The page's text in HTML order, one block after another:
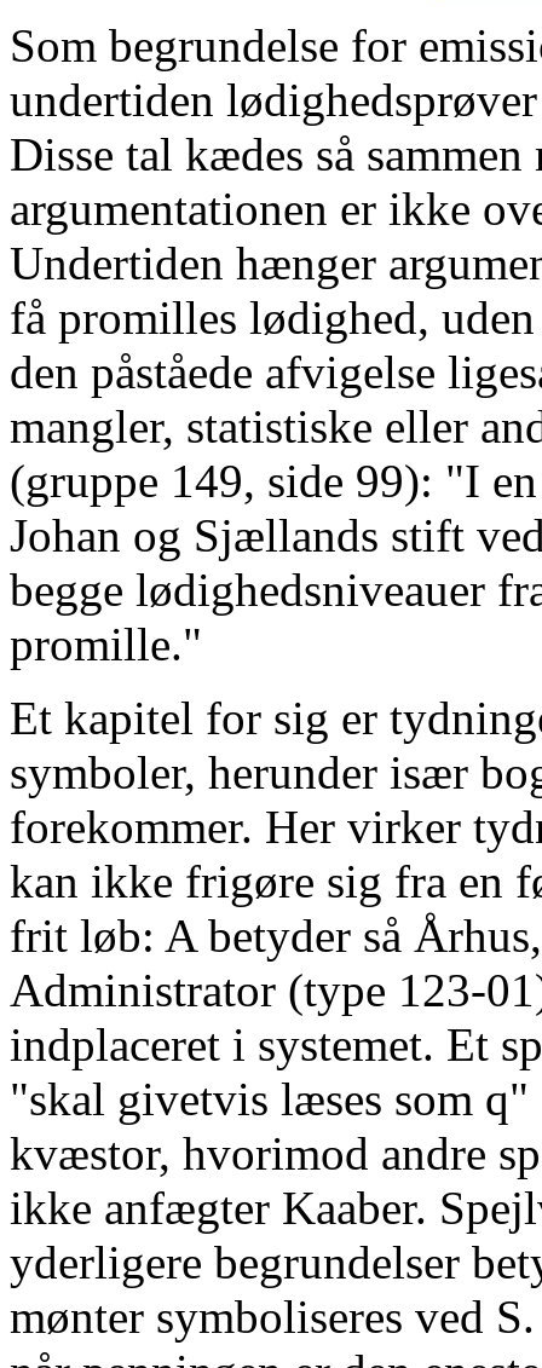
Som begrundelse for
undertiden
Disse tal kædes så
argumentationen er ikke
Undertiden hænger
få promilles lødighed,
den påståede afvigelse
mangler, statistiske eller
(gruppe 149, side 99): "I
Johan og Sjællands stift
begge lødighedsniveauer
promille."
Et kapitel for sig er
symboler, herunder især
forekommer. Her virker
kan ikke frigøre sig fra en
frit løb: A betyder så
Administrator (type 123-
indplaceret i systemet. Et
"skal givetvis læses som q"
kvæstor, hvorimod andre
ikke anfægter Kaaber.
yderligere begrundelser
mønter symboliseres ved